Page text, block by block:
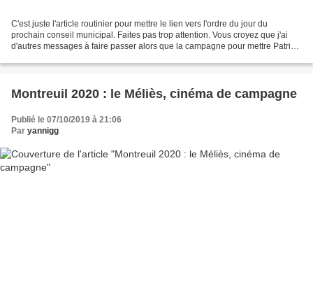
C'est juste l'article routinier pour mettre le lien vers l'ordre du jour du
prochain conseil municipal. Faites pas trop attention. Vous croyez que j'ai
d'autres messages à faire passer alors que la campagne pour mettre Patrice
Montreuil 2020 : le Méliès, cinéma de campagne
Publié le 07/10/2019 à 21:06
Par yannigg